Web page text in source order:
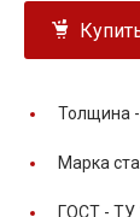
Толщина -
Марка
ГОСТ - ТУ